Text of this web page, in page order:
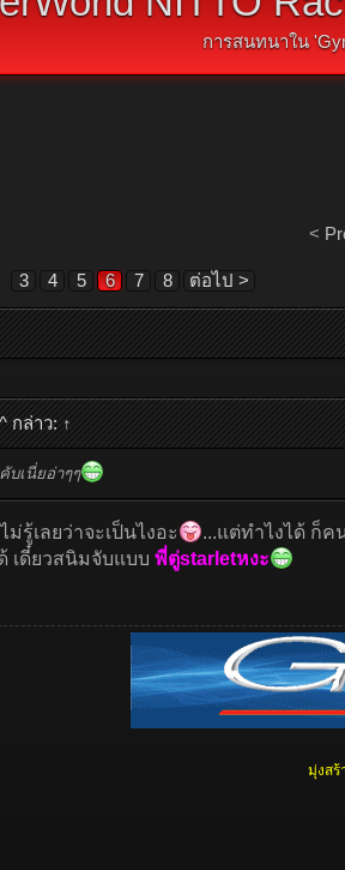
การสนทนาใน '
<
3 4 5 6 7 8 ต่อไป >
กล่าว: ↑
บเนี่ยอ่าๆๆ
รู้เลยว่าจะเป็นไงอะ
...แต่ทำไงได้ ก็
เดี๋ยวสนิมจับแบบ พี่ตู่starletหงะ
มุ่งสร้